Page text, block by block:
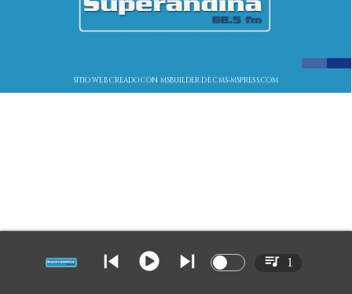
SITIO WEB CREADO CON MSBUILDER DE CMS-MSPRESS.COM
1